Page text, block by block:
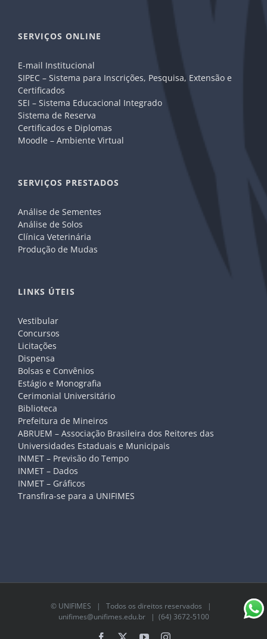
SERVIÇOS ONLINE
E-mail Institucional
SIPEC – Sistema para Inscrições, Pesquisa, Extensão e
Certificados
SEI – Sistema Educacional Integrado
Sistema de Reserva
Certificados e Diplomas
Moodle – Ambiente Virtual
SERVIÇOS PRESTADOS
Análise de Sementes
Análise de Solos
Clínica Veterinária
Produção de Mudas
LINKS ÚTEIS
Vestibular
Concursos
Licitações
Dispensa
Bolsas e Convênios
Estágio e Monografia
Cerimonial Universitário
Biblioteca
Prefeitura de Mineiros
ABRUEM – Associação Brasileira dos Reitores das
Universidades Estaduais e Municipais
INMET – Previsão do Tempo
INMET – Dados
INMET – Gráficos
Transfira-se para a UNIFIMES
© UNIFIMES | Todos os direitos reservados |
unifimes@unifimes.edu.br| (64) 3672-5100
Facebook YouTubeInstagram